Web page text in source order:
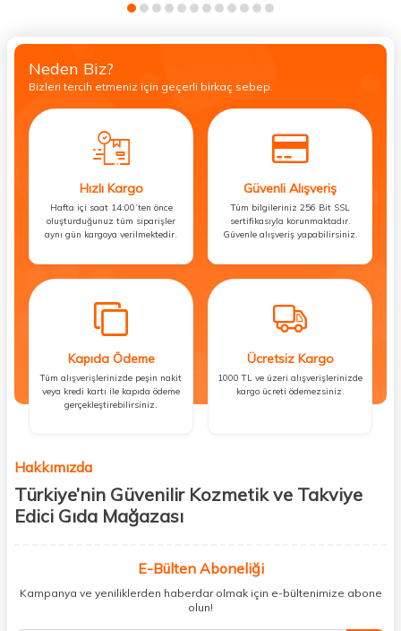
Neden Biz?
Bizleri tercih etmeniz için geçerli birkaç sebep.
Hızlı Kargo
Hafta içi saat 14:00’ten önce
oluşturduğunuz tüm siparişler
aynı gün kargoya verilmektedir.
Güvenli Alışveriş
Tüm bilgileriniz 256 Bit SSL
sertifikasıyla korunmaktadır.
Güvenle alışveriş yapabilirsiniz.
Kapıda Ödeme
Tüm alışverişlerinizde peşin nakit
veya kredi kartı ile kapıda ödeme
gerçekleştirebilirsiniz.
Ücretsiz Kargo
1000 TL ve üzeri alışverişlerinizde
kargo ücreti ödemezsiniz.
Hakkımızda
Türkiye’nin Güvenilir Kozmetik ve Takviye
Edici Gıda Mağazası
kişisel bakım hem de takviye edici gıda ürünlerini sizlerle
buluşturuyoruz. Artık mağaza mağaza dolaşmanıza gerek yok;
ihtiyacınız olan her şeyi tek bir çatı altında topluyor ve kapınıza kadar
E-Bülten Aboneliği
Kampanya ve yeniliklerden haberdar olmak için e-bültenimize abone
olun!